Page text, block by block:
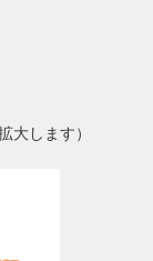
大します）